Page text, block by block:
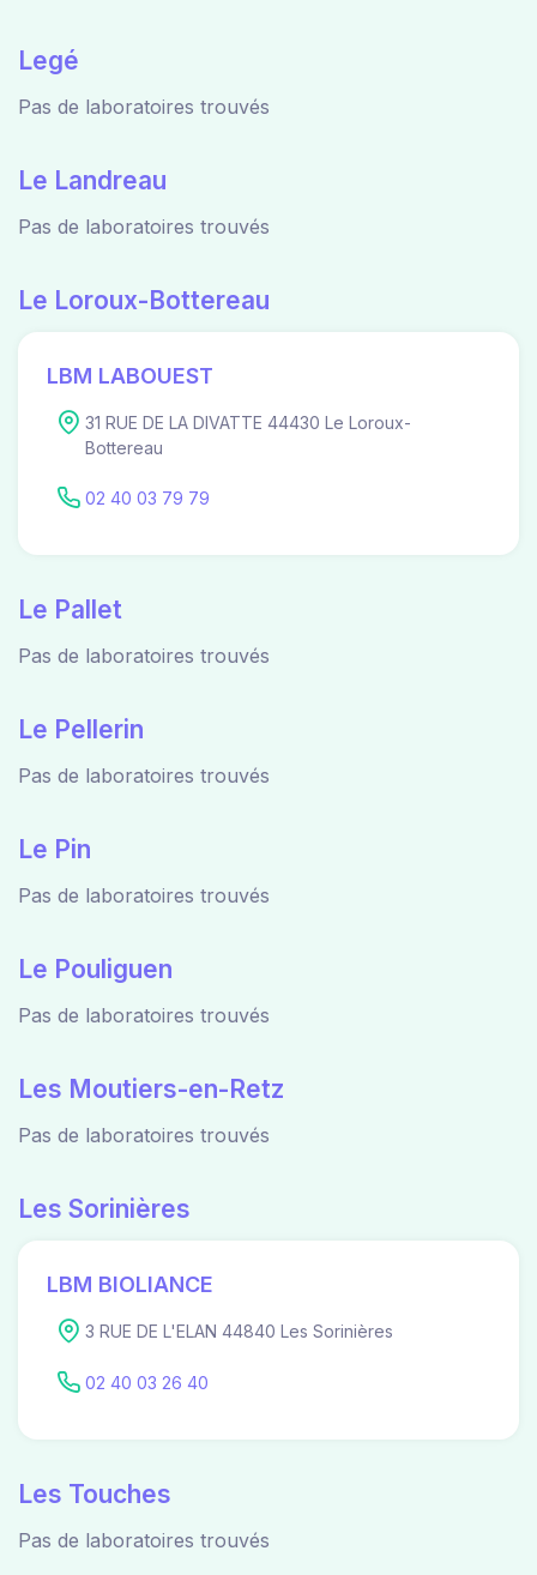
Legé
Pas de laboratoires trouvés
Le Landreau
Pas de laboratoires trouvés
Le Loroux-Bottereau
LBM LABOUEST
31 RUE DE LA DIVATTE 44430 Le Loroux-
Bottereau
02 40 03 79 79
Le Pallet
Pas de laboratoires trouvés
Le Pellerin
Pas de laboratoires trouvés
Le Pin
Pas de laboratoires trouvés
Le Pouliguen
Pas de laboratoires trouvés
Les Moutiers-en-Retz
Pas de laboratoires trouvés
Les Sorinières
LBM BIOLIANCE
3 RUE DE L'ELAN 44840 Les Sorinières
02 40 03 26 40
Les Touches
Pas de laboratoires trouvés